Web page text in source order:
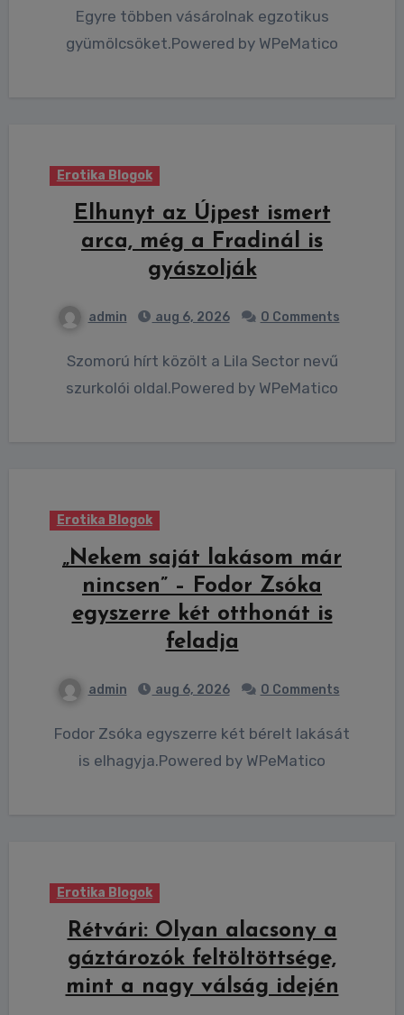
Egyre többen vásárolnak egzotikus
gyümölcsöket.Powered by WPeMatico
Erotika Blogok
Elhunyt az Újpest ismert
arca, még a Fradinál is
gyászolják
admin aug 6, 2026 0 Comments
Szomorú hírt közölt a Lila Sector nevű
szurkolói oldal.Powered by WPeMatico
Erotika Blogok
„Nekem saját lakásom már
nincsen” – Fodor Zsóka
egyszerre két otthonát is
feladja
admin aug 6, 2026 0 Comments
Fodor Zsóka egyszerre két bérelt lakását
is elhagyja.Powered by WPeMatico
Erotika Blogok
Rétvári: Olyan alacsony a
gáztározók feltöltöttsége,
mint a nagy válság idején